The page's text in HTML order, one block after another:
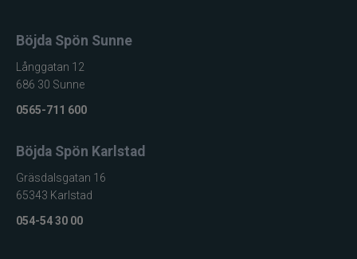
Böjda Spön Sunne
Långgatan 12
686 30 Sunne
0565-711 600
Böjda Spön Karlstad
Gräsdalsgatan 16
65343 Karlstad
054-54 30 00